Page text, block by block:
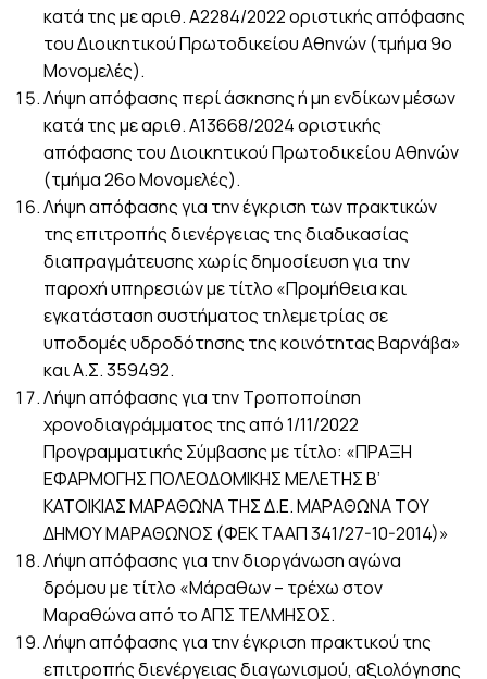
κατά της με αριθ. Α2284/2022 οριστικής απόφασης
του Διοικητικού Πρωτοδικείου Αθηνών (τμήμα 9ο
Μονομελές).
Λήψη απόφασης περί άσκησης ή μη ενδίκων μέσων
κατά της με αριθ. Α13668/2024 οριστικής
απόφασης του Διοικητικού Πρωτοδικείου Αθηνών
(τμήμα 26ο Μονομελές).
Λήψη απόφασης για την έγκριση των πρακτικών
της επιτροπής διενέργειας της διαδικασίας
διαπραγμάτευσης χωρίς δημοσίευση για την
παροχή υπηρεσιών με τίτλο «Προμήθεια και
εγκατάσταση συστήματος τηλεμετρίας σε
υποδομές υδροδότησης της κοινότητας Βαρνάβα»
και Α.Σ. 359492.
Λήψη απόφασης για την Τροποποίηση
χρονοδιαγράμματος της από 1/11/2022
Προγραμματικής Σύμβασης με τίτλο: «ΠΡΑΞΗ
ΕΦΑΡΜΟΓΗΣ ΠΟΛΕΟΔΟΜΙΚΗΣ ΜΕΛΕΤΗΣ Β’
ΚΑΤΟΙΚΙΑΣ ΜΑΡΑΘΩΝΑ ΤΗΣ Δ.Ε. ΜΑΡΑΘΩΝΑ ΤΟΥ
ΔΗΜΟΥ ΜΑΡΑΘΩΝΟΣ (ΦΕΚ ΤΑΑΠ 341/27-10-2014)»
Λήψη απόφασης για την διοργάνωση αγώνα
δρόμου με τίτλο «Μάραθων – τρέχω στον
Μαραθώνα από το ΑΠΣ ΤΕΛΜΗΣΟΣ.
Λήψη απόφασης για την έγκριση πρακτικού της
επιτροπής διενέργειας διαγωνισμού, αξιολόγησης